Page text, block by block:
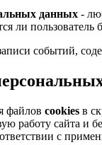
данных -
ли
событий,
файлов cookies в
работу сайта и
с